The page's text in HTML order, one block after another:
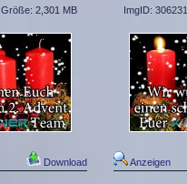
Größe: 2,301 MB
Download
ImgID: 306231
Anzeigen